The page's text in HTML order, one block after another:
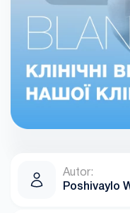
Autor:
Poshivaylo